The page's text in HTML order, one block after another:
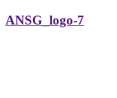
ANSG_logo-7